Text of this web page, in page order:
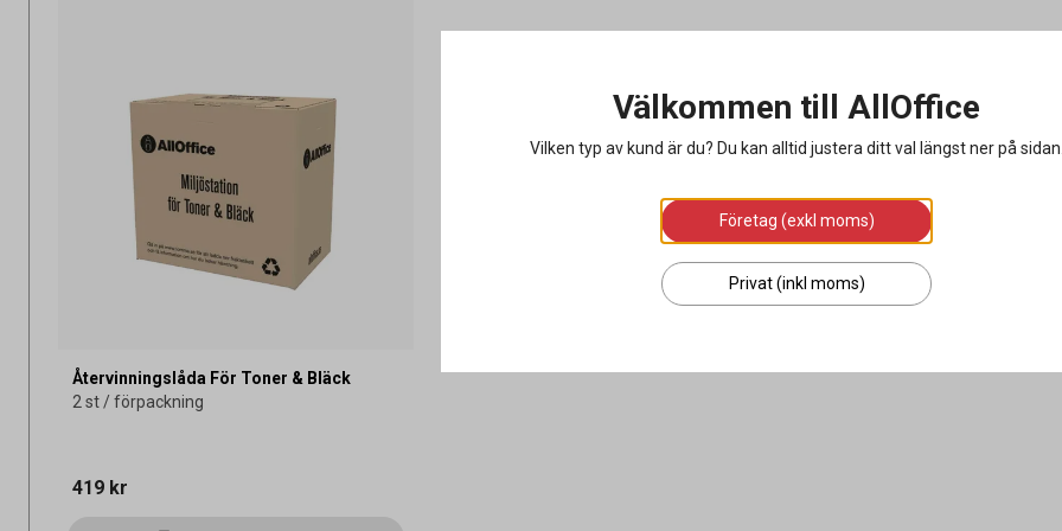
Återvinningslåda För Toner & Bläck
2 st / förpackning
419 kr
Välkommen till AllOffice
Vilken typ av kund är du? Du kan alltid justera ditt val längst ner på
Företag (exkl moms)
Privat (inkl moms)